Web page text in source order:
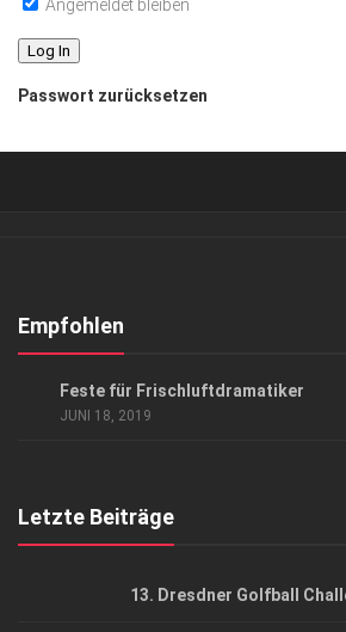
Angemeldet bleiben
Passwort zurücksetzen
Kontakt, Impressum
Empfohlen
Feste für Frischluftdramatiker
JUNI 18, 2019
Letzte Beiträge
13. Dresdner Golfball